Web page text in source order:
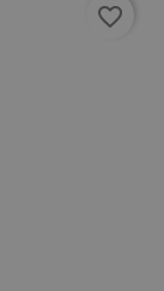
favorite_border